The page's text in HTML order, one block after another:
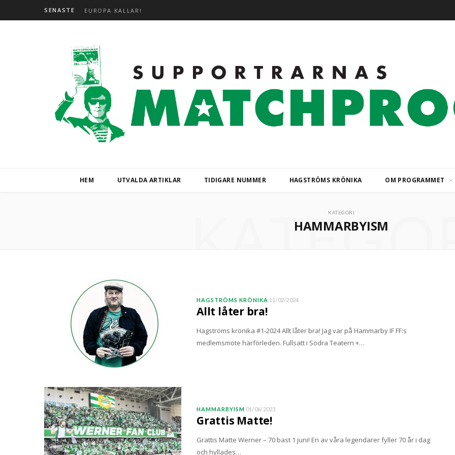
SENASTE EUROPA KALLAR!
HEM UTVALDA ARTIKLAR TIDIGARE NUMMER HAGSTRÖMS KRÖNIKA OM PROGRAMMET
KATEGORI
HAMMARBYISM
HAGSTRÖMS KRÖNIKA 11/02/2024
Allt låter bra!
Hagströms krönika #1-2024 Allt låter bra! Jag var på Hammarby IF FF:s
medlemsmöte härförleden. Fullsatt i Södra Teatern +…
HAMMARBYISM 01/06/2023
Grattis Matte!
Grattis Matte Werner – 70 bast 1 juni! En av våra legendarer fyller 70 år i dag
och hyllades…